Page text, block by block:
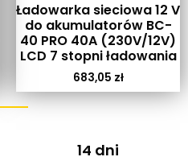
Ładowarka sieciowa 12 V
do akumulatorów BC-
40 PRO 40A (230V/12V)
LCD 7 stopni ładowania
683,05 zł
14 dni